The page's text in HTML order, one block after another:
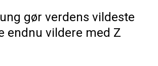
gør verdens vildeste
endnu vildere med Z